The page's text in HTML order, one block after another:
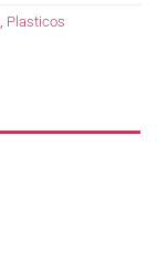
, Plasticos